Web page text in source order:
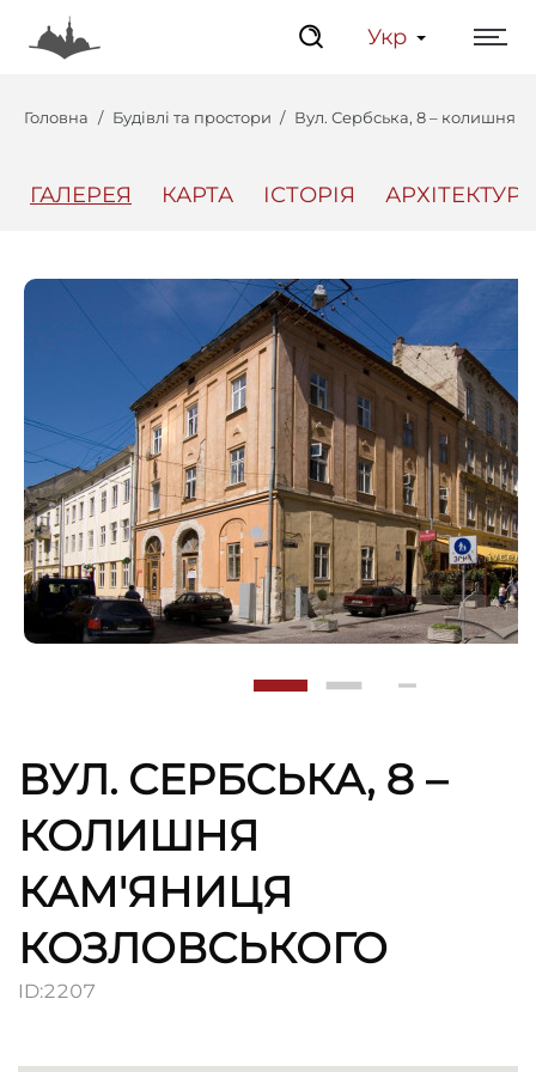
Укр
Головна Будівлі та простори Вул. Сербська, 8 – колишня
ГАЛЕРЕЯ КАРТА ІСТОРІЯ АРХІТЕКТУРА
ВУЛ. СЕРБСЬКА, 8 –
КОЛИШНЯ
КАМ'ЯНИЦЯ
КОЗЛОВСЬКОГО
ID:2207